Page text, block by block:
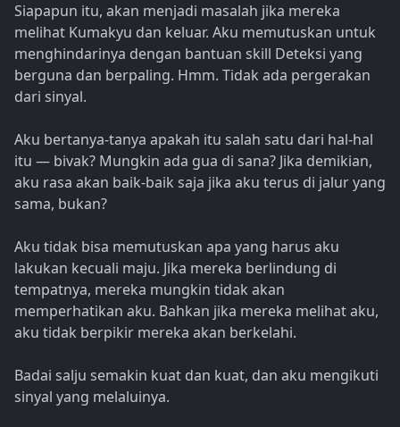
Siapapun itu, akan menjadi masalah jika mereka
melihat Kumakyu dan keluar. Aku memutuskan untuk
menghindarinya dengan bantuan skill Deteksi yang
berguna dan berpaling. Hmm. Tidak ada pergerakan
dari sinyal.
Aku bertanya-tanya apakah itu salah satu dari hal-hal
itu — bivak? Mungkin ada gua di sana? Jika demikian,
aku rasa akan baik-baik saja jika aku terus di jalur yang
sama, bukan?
Aku tidak bisa memutuskan apa yang harus aku
lakukan kecuali maju. Jika mereka berlindung di
tempatnya, mereka mungkin tidak akan
memperhatikan aku. Bahkan jika mereka melihat aku,
aku tidak berpikir mereka akan berkelahi.
Badai salju semakin kuat dan kuat, dan aku mengikuti
sinyal yang melaluinya.